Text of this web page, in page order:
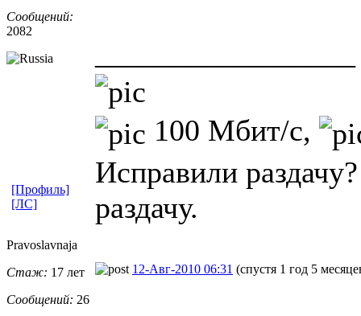
Сообщений:
2082
100 Мбит/с,
Исправили
раздачу.
[Профиль]
[ЛС]
Pravoslavnaj​a
Стаж: 17 лет
Сообщений: 26
12-Авг-2010 06:31 (спустя 1 год 5